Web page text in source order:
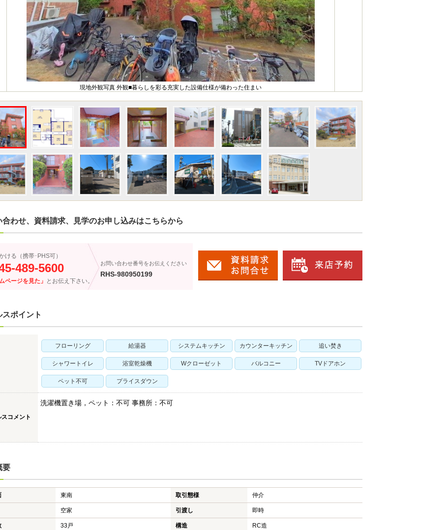
現地外観写真 外観■暮らしを彩る充実した設備仕様が備わった住まい
合わせ、資料請求、見学のお申し込みはこちらから
ける（携帯･PHS可）
489-5600
ページを見た」 とお伝え下さい。
お問い合わせ番号をお伝えください
RHS-980950199
スポイント
フローリング 給湯器 システムキッチン カウンターキッチン 追い焚き
シャワートイレ 浴室乾燥機 Wクローゼット バルコニー TVドアホン
ペット不可 プライスダウン
コメント
洗濯機置き場，ペット：不可 事務所：不可
要
東南 取引態様 仲介
空家 引渡し 即時
33戸 構造 RC造